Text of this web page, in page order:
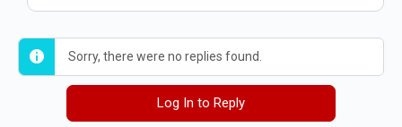
Sorry, there were no replies found.
Log In to Reply